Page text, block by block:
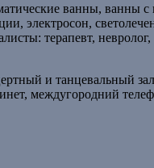
ванны, ванны с
электросон,
терапевт,
и танцевальный
междугородний